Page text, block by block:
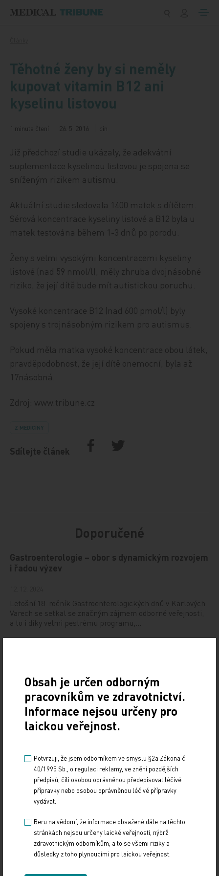
Těhotné ženy by si neměly
kupovat vitamin B12 ani
kyselinu listovou
1 minuta čtení 26. 5. 2016 cin
Již předchozí studie ukázaly, že adekvátní
suplementace kyselinou listovou je spojena se
sníženým rizikem autismu.
Aktuální studie sledovala 1400 matek s dítětem.
Sérová koncentrace kyseliny listové a B12 byla u
matek testována během 1-3 dnů po porodu.
Ženy s velmi vysokými koncentracemi kyseliny
listové (nad 59 nmol/l), měly zhruba dvojnásobné
riziko, že její dítě bude mít autistickou poruchu.
Vysoké koncentrace B12 (nad 600 pmol/l) byly
spojeny s trojnásobným rizikem pro autismus.
Pokud měla matka vysoké koncentrace obou látek,
pravděpodobnost, že její dítě onemocní, byla až
17násobná.
Zdroj: www.tribune.cz
Z MEDICÍNY
Sdílejte článek
Doporučené
Gastroenterologie – obor s dynamickým rozvojem
i řadou výzev
Letošní 18. ročník Gastroenterologických dnů v Karlových
Varech se setkal se značným zájmem odborné veřejnosti,
a to i díky velmi pestrému programu,…
10. 12. 2024
Prof. MUDr. Jaroslavu Štěrbovi, Ph.D., přednostovi Kliniky
dětské onkologie LF MU a FN Brno a vedoucímu jedné
z výzkumných skupin Národního ústavu…
10. 12. 2024
Dalším rizikovým faktorem pro rozvoj plicních
onemocnění může být vedle kouření i dlouhodobá expozice
čisticím přípravkům, zejména ve formě sprejů.…
Novou genovou terapii zabraňující úplné ztrátě
zraku aplikovali lékaři VFN
6. 12. 2024
Obsah je určen odborným
pracovníkům ve zdravotnictví.
Informace nejsou určeny pro
laickou veřejnost.
Potvrzuji, že jsem odborníkem ve smyslu §2a Zákona č.
40/1995 Sb., o regulaci reklamy, ve znění pozdějších
předpisů, čili osobou oprávněnou předepisovat léčivé
přípravky nebo osobou oprávněnou léčivé přípravky
vydávat.
Beru na vědomí, že informace obsažené dále na těchto
stránkách nejsou určeny laické veřejnosti, nýbrž
zdravotnickým odborníkům, a to se všemi riziky a
důsledky z toho plynoucími pro laickou veřejnost.